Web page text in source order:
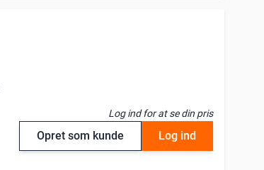
Log ind for at se din pris
Opret som kunde Log ind